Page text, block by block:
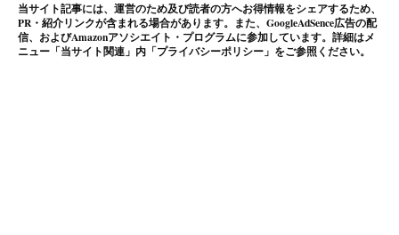
当サイト記事には、運営のため及び読者の方へお得情報をシェアするため、
PR・紹介リンクが含まれる場合があります。また、GoogleAdSence広告の配
信、およびAmazonアソシエイト・プログラムに参加しています。詳細はメ
ニュー「当サイト関連」内「プライバシーポリシー」をご参照ください。